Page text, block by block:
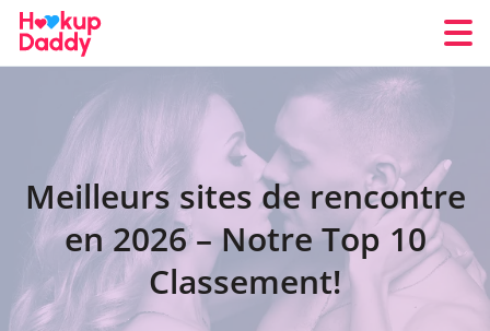
Meilleurs sites de rencontre
en 2026 – Notre Top 10
Classement!